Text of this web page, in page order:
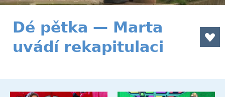
Dé pětka — Marta
uvádí rekapitulaci